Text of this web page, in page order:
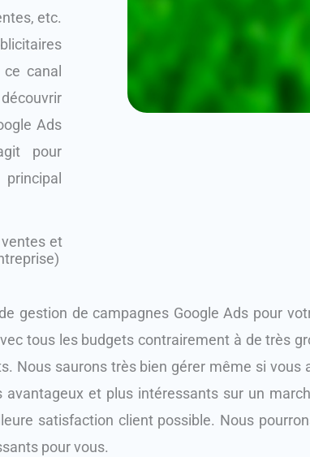
etc.
canal
Ads
pour
et
gestion de campagnes Google Ads pour
tous les budgets contrairement à de très
Nous saurons très bien gérer même si vous
et plus intéressants sur un
satisfaction client possible. Nous
pour vous.